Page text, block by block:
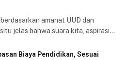
amanat UUD dan
jelas bahwa suara kita, aspirasi…
Biaya Pendidikan, Sesuai